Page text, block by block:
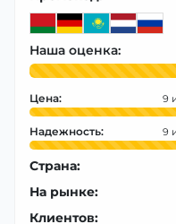
Наша оценка:
Цена: 9
Надежность: 9
Страна:
На рынке:
Клиентов: